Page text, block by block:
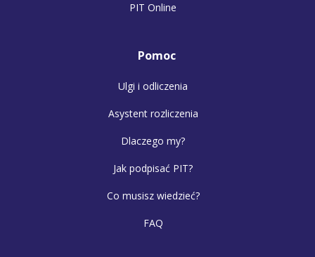
PIT Online
Pomoc
Ulgi i odliczenia
Asystent rozliczenia
Dlaczego my?
Jak podpisać PIT?
Co musisz wiedzieć?
FAQ